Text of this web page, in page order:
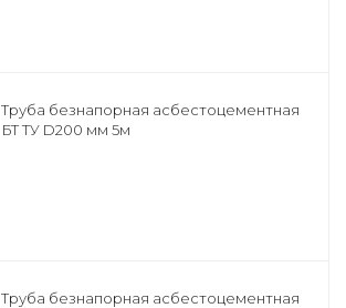
Труба безнапорная асбестоцементная
БТ ТУ D200 мм 5м
Труба безнапорная асбестоцементная